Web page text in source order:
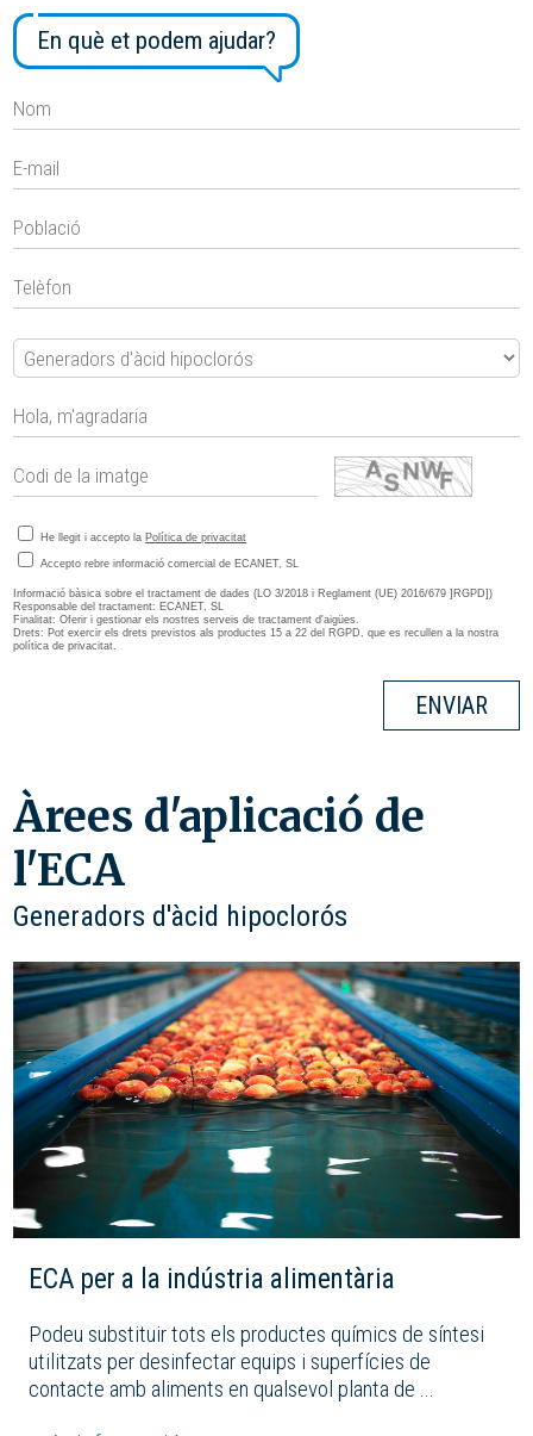
En què et podem ajudar?
He llegit i accepto la Política de privacitat
Accepto rebre informació comercial de ECANET, SL
Informació bàsica sobre el tractament de dades (LO 3/2018 i Reglament (UE) 2016/679 ]RGPD])
Responsable del tractament: ECANET, SL
Finalitat: Oferir i gestionar els nostres serveis de tractament d'aigües.
Drets: Pot exercir els drets previstos als productes 15 a 22 del RGPD, que es recullen a la nostra
política de privacitat.
ENVIAR
Àrees d'aplicació de
l'ECA
Generadors d'àcid hipoclorós
ECA per a la indústria alimentària
Podeu substituir tots els productes químics de síntesi
utilitzats per desinfectar equips i superfícies de
contacte amb aliments en qualsevol planta de ...